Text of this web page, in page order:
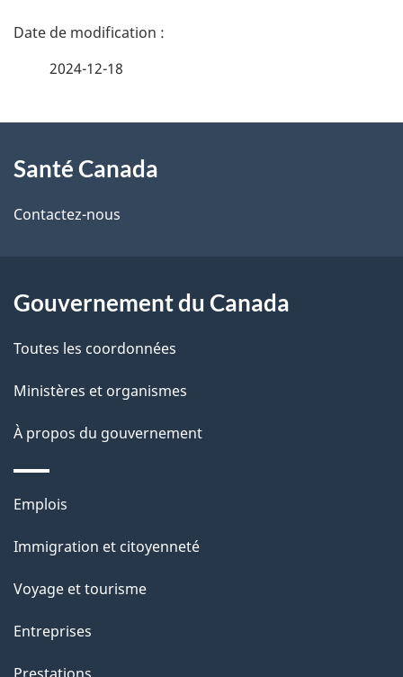
D
i
l
d
e
p
a
2024-12-18
propos
de
site
Santé Canada
Contactez-nous
Gouvernement du Canada
Toutes les coordonnées
Ministères et organismes
À propos du gouvernement
Thèmes
sujets
Emplois
Immigration et citoyenneté
Voyage et tourisme
Entreprises